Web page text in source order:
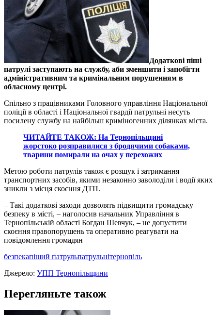
Додаткові піші
патрулі заступають на службу, аби зменшити і запобігти
адміністративним та кримінальним порушенням в
обласному центрі.
Спільно з працівниками Головного управління Національної
поліції в області і Національної гвардії патрульні несуть
посилену службу на найбільш криміногенних ділянках міста.
ЧИТАЙТЕ ТАКОЖ: На Тернопільщині
жорстоко розправилися з бродячими собаками,
тварини помирали на очах у перехожих
Метою роботи патрулів також є розшук і затримання
транспортних засобів, якими незаконно заволоділи і водії яких
зникли з місця скоєння ДТП.
– Такі додаткові заходи дозволять підвищити громадську
безпеку в місті, – наголосив начальник Управління в
Тернопільській області Богдан Шевчук, – не допустити
скоєння правопорушень та оперативно реагувати на
повідомлення громадян
безпекапіший патрульпатрульнітернопіль
Джерело: УПП Тернопільщини
Перегляньте також